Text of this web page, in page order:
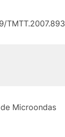
Microondas